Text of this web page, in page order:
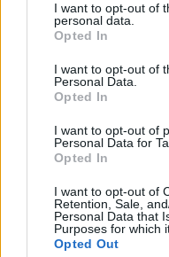
not limited to your visit
grant or deny consent
use your data for below
consent section.
I want to opt-out of
personal data.
Opted In
I want to opt-out of
Personal Data.
Opted In
I want to opt-out of
Personal Data for
Opted In
I want to opt-out of
Retention, Sale,
Personal Data that
Purposes for which
Opted Out
Azt tudtad,
Budapesten
cukrászda?